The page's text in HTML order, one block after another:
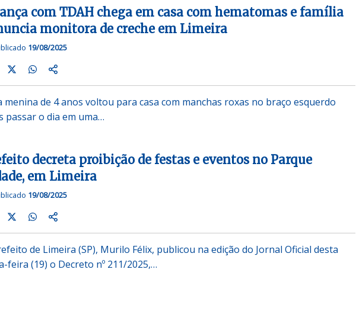
com TDAH chega em casa com hematomas e família
monitora de creche em Limeira
19/08/2025
menina de 4 anos voltou para casa com manchas roxas no braço esquerdo
passar o dia em uma…
decreta proibição de festas e eventos no Parque
em Limeira
19/08/2025
de Limeira (SP), Murilo Félix, publicou na edição do Jornal Oficial desta
feira (19) o Decreto nº 211/2025,…